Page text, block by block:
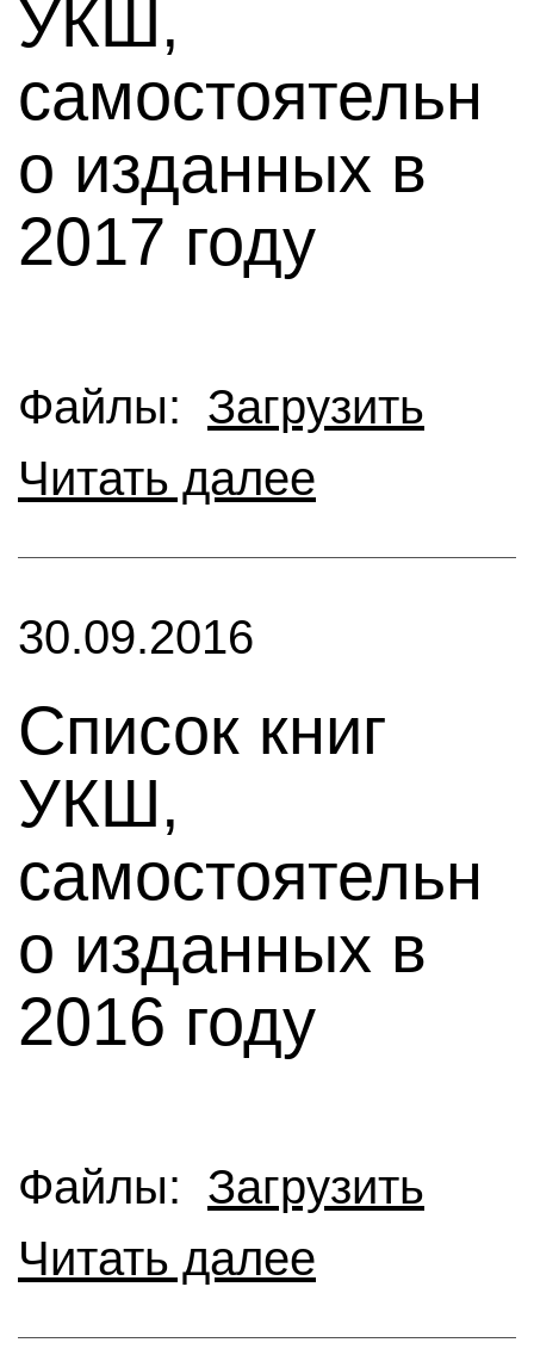
УКШ,
самостоятельн
о изданных в
2017 году
Файлы: Загрузить
Читать далее
30.09.2016
Cписок книг
УКШ,
самостоятельн
о изданных в
2016 году
Файлы: Загрузить
Читать далее